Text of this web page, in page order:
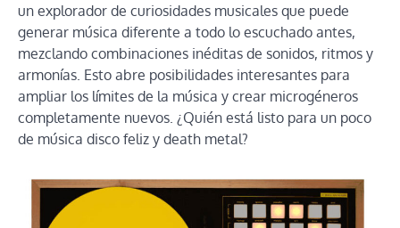
un explorador de curiosidades musicales que puede
generar música diferente a todo lo escuchado antes,
mezclando combinaciones inéditas de sonidos, ritmos y
armonías. Esto abre posibilidades interesantes para
ampliar los límites de la música y crear microgéneros
completamente nuevos. ¿Quién está listo para un poco
de música disco feliz y death metal?